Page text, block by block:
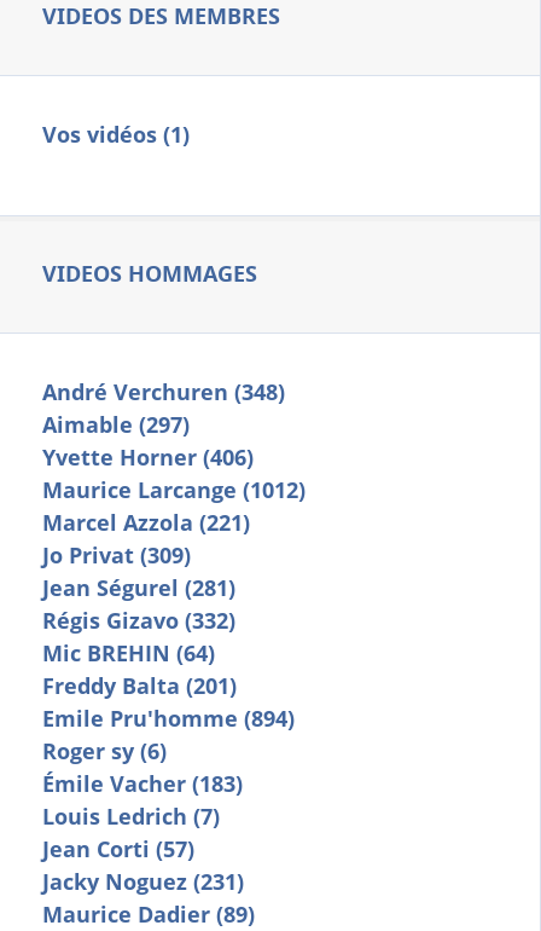
VIDEOS DES MEMBRES
Vos vidéos (1)
VIDEOS HOMMAGES
André Verchuren (348)
Aimable (297)
Yvette Horner (406)
Maurice Larcange (1012)
Marcel Azzola (221)
Jo Privat (309)
Jean Ségurel (281)
Régis Gizavo (332)
Mic BREHIN (64)
Freddy Balta (201)
Emile Pru'homme (894)
Roger sy (6)
Émile Vacher (183)
Louis Ledrich (7)
Jean Corti (57)
Jacky Noguez (231)
Maurice Dadier (89)